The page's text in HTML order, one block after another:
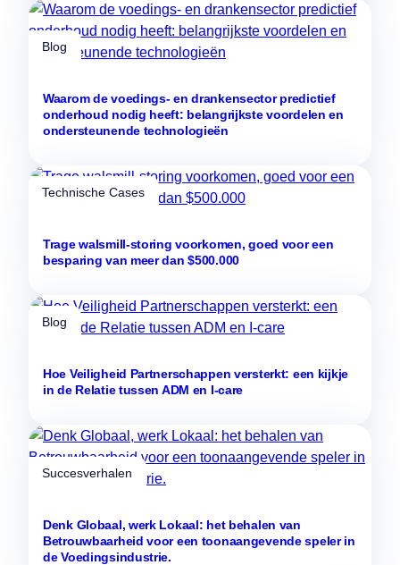
Blog
Waarom de voedings- en drankensector predictief
onderhoud nodig heeft: belangrijkste voordelen en
ondersteunende technologieën
Technische Cases
Trage walsmill-storing voorkomen, goed voor een
besparing van meer dan $500.000
Blog
Hoe Veiligheid Partnerschappen versterkt: een kijkje
in de Relatie tussen ADM en I-care
Succesverhalen
Denk Globaal, werk Lokaal: het behalen van
Betrouwbaarheid voor een toonaangevende speler in
de Voedingsindustrie.